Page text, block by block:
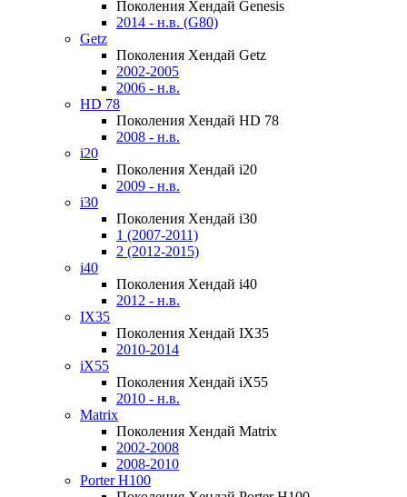
Поколения Хендай Genesis
2014 - н.в. (G80)
Getz
Поколения Хендай Getz
2002-2005
2006 - н.в.
HD 78
Поколения Хендай HD 78
2008 - н.в.
i20
Поколения Хендай i20
2009 - н.в.
i30
Поколения Хендай i30
1 (2007-2011)
2 (2012-2015)
i40
Поколения Хендай i40
2012 - н.в.
IX35
Поколения Хендай IX35
2010-2014
iX55
Поколения Хендай iX55
2010 - н.в.
Matrix
Поколения Хендай Matrix
2002-2008
2008-2010
Porter H100